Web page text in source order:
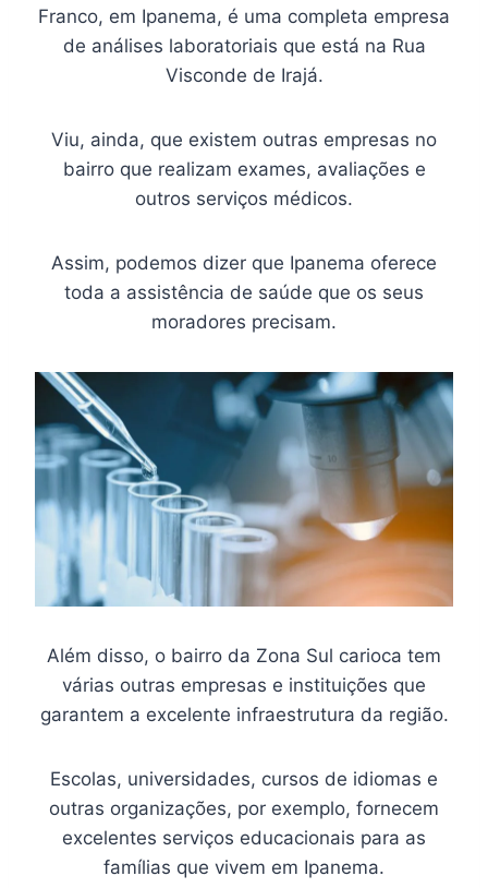
Franco, em Ipanema, é uma completa empresa
de análises laboratoriais que está na Rua
Visconde de Irajá.
Viu, ainda, que existem outras empresas no
bairro que realizam exames, avaliações e
outros serviços médicos.
Assim, podemos dizer que Ipanema oferece
toda a assistência de saúde que os seus
moradores precisam.
Além disso, o bairro da Zona Sul carioca tem
várias outras empresas e instituições que
garantem a excelente infraestrutura da região.
Escolas, universidades, cursos de idiomas e
outras organizações, por exemplo, fornecem
excelentes serviços educacionais para as
famílias que vivem em Ipanema.